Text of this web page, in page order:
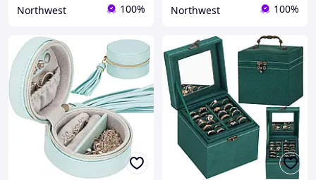
Northwest 100% Northwest 100%